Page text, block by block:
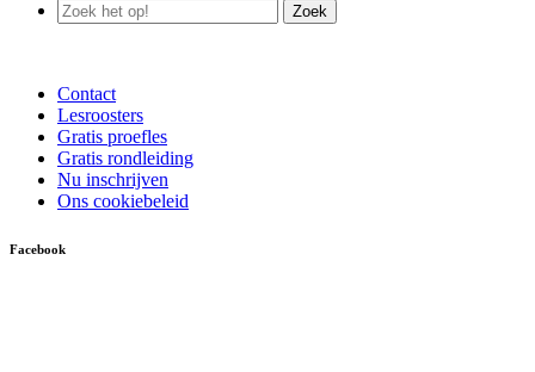
Zoek
Contact
Lesroosters
Gratis proefles
Gratis rondleiding
Nu inschrijven
Ons cookiebeleid
Facebook